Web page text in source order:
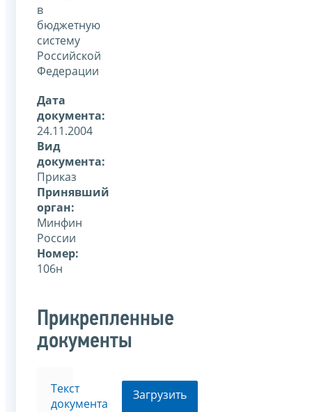
в
бюджетную
систему
Российской
Федерации
Дата
документа:
24.11.2004
Вид
документа:
Приказ
Принявший
орган:
Минфин
России
Номер:
106н
Прикрепленные
документы
Текст
документа
Загрузить